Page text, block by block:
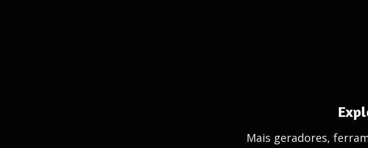
Mais geradores,